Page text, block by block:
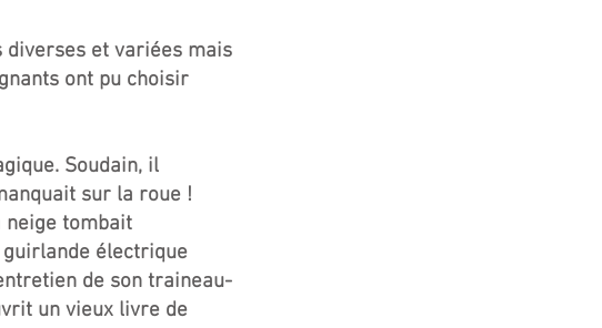
diverses et variées mais
ont pu choisir
Soudain, il
sur la roue !
neige tombait
électrique
de son traineau-
un vieux livre de